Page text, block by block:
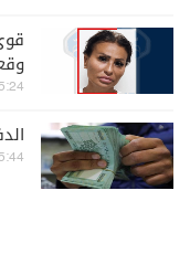
2026-08-05
2026-08-05